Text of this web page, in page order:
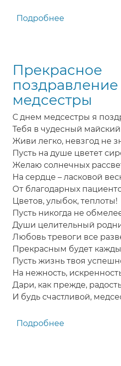
Подробнее
с
Днем
медицинских
сестер
Прекрасное
медсестры
С днем медсестры я
Тебя в чудесный
Живи легко, невзгод не
Пусть на душе цветет
Желаю солнечных
На сердце – ласковой
От благодарных
Цветов, улыбок, теплоты!
Пусть никогда не
Души целительный
Любовь тревоги все
Прекрасным будет
Пусть жизнь твоя
На нежность,
Дари, как прежде,
И будь счастливой,
Подробнее